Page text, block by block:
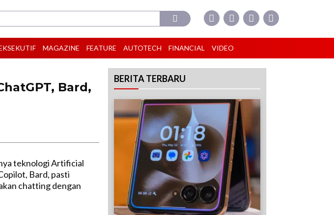
MAGAZINE FEATURE AUTOTECH FINANCIAL VIDEO
Bard,
teknologi Artificial
Bard, pasti
chatting dengan
BERITA TERBARU